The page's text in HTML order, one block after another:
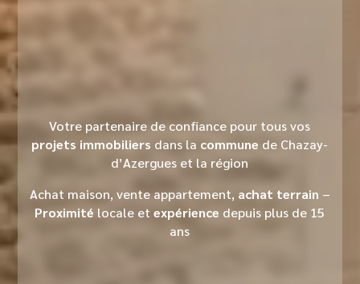
Votre partenaire de confiance pour tous vos
projets immobiliers dans la commune de Chazay-
d’Azergues et la région
Achat maison, vente appartement, achat terrain –
Proximité locale etexpérience depuis plus de 15
ans